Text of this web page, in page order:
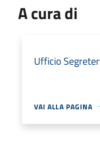
A cura di
Ufficio
VAI ALLA PAGINA